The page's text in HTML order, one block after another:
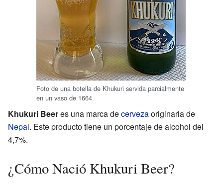
Foto de una botella de Khukuri servida parcialmente
en un vaso de 1664.
Khukuri Beeres una marca decervezaoriginaria de
Nepal. Este producto tiene un porcentaje de alcohol del
4,7%.
¿Cómo Nació Khukuri Beer?